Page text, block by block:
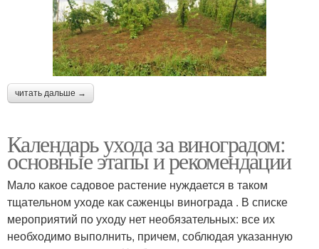
читать дальше →
Календарь ухода за виноградом:
основные этапы и рекомендации
Мало какое садовое растение нуждается в таком
тщательном уходе как саженцы винограда . В списке
мероприятий по уходу нет необязательных: все их
необходимо выполнить, причем, соблюдая указанную